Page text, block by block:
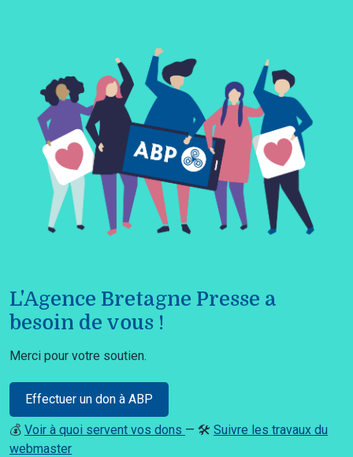
L'Agence Bretagne Presse a
besoin de vous !
Merci pour votre soutien.
Effectuer un don à ABP
💰 Voir à quoi servent vos dons — 🛠️ Suivre les travaux du
webmaster